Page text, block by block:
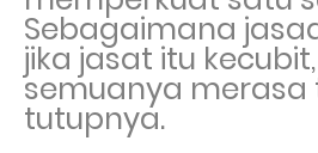
Sebagaimana
jika jasat itu
semuanya merasa
tutupnya.